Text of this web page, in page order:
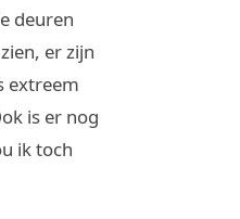
deuren
er zijn
extreem
is er nog
ik toch